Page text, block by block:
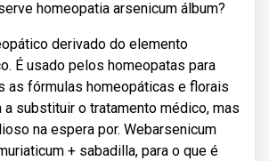
homeopatia arsenicum álbum?
derivado do elemento
É usado pelos homeopatas para
as fórmulas homeopáticas e florais
substituir o tratamento médico, mas
na espera por. Webarsenicum
+ sabadilla, para o que é